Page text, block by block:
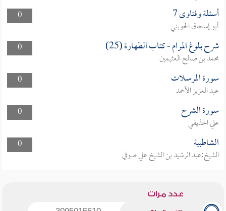
0 أسئلة وفتاوى 7
أبو إسحاق الحويني
0
شرح بلوغ المرام - كتاب الطهارة (25)
محمد بن صالح العثيمين
0
سورة المرسلات
عبد العزيز الأحمد
0
سورة الشرح
علي الحذيفي
0
الشاطبية
الشيخ:عبد الرشيد بن الشيخ علي صوفي
عدد مرات